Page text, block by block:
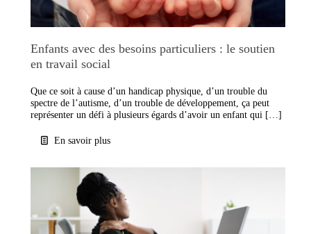
Enfants avec des besoins particuliers : le soutien
en travail social
Que ce soit à cause d’un handicap physique, d’un trouble du
spectre de l’autisme, d’un trouble de développement, ça peut
représenter un défi à plusieurs égards d’avoir un enfant qui […]
En savoir plus